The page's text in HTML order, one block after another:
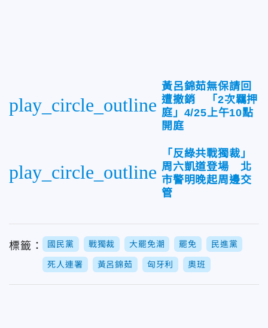
play_circle_outline
黃呂錦茹無保請回
遭撤銷 「2次羈押
庭」4/25上午10點
開庭
play_circle_outline
「反綠共戰獨裁」
周六凱道登場 北
市警明晚起周邊交
管
標籤： 國民黨 戰獨裁 大罷免潮 罷免 民進黨
死人連署 黃呂錦茹 匈牙利 奧班